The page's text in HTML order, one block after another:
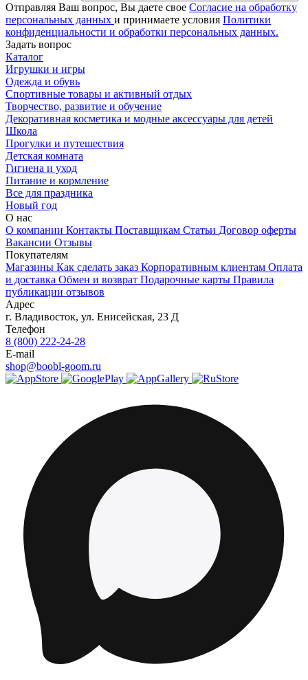
Отправляя Ваш вопрос, Вы даете свое Согласие на обработку
персональных данных и принимаете условия Политики
конфиденциальности и обработки персональных данных.
Задать вопрос
Каталог
Игрушки и игры
Одежда и обувь
Спортивные товары и активный отдых
Творчество, развитие и обучение
Декоративная косметика и модные аксессуары для детей
Школа
Прогулки и путешествия
Детская комната
Гигиена и уход
Питание и кормление
Все для праздника
Новый год
О нас
О компании Контакты Поставщикам Статьи Договор оферты
Вакансии Отзывы
Покупателям
Магазины Как сделать заказ Корпоративным клиентам Оплата
и доставка Обмен и возврат Подарочные карты Правила
публикации отзывов
Адрес
г. Владивосток, ул. Енисейская, 23 Д
Телефон
8 (800) 222-24-28
E-mail
shop@boobl-goom.ru